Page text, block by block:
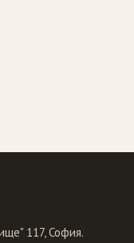
117, София.